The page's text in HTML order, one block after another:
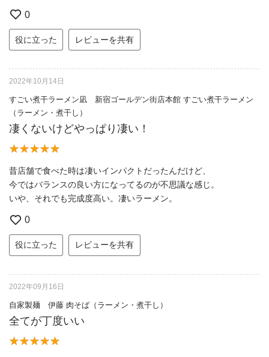
0
役に立った レビューを共有
2022年10月14日
すごい煮干ラーメン凪 新宿ゴールデン街店本館 すごい煮干ラーメン
（ラーメン・煮干し）
凄くないけどやっぱり凄い！
昔店舗で食べた時は凄いインパクトだったんだけど、
今ではバランスの良い方になってるのが不思議な感じ。
いや、それでも完成度高い。凄いラーメン。
0
役に立った レビューを共有
2022年09月16日
自家製麺 伊藤 肉そば（ラーメン・煮干し）
全てが丁度いい